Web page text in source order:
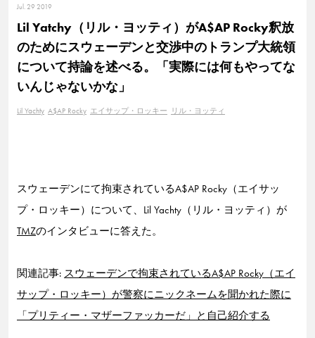
Jul. 29 2019
Lil Yatchy（リル・ヨッティ）がA$AP Rocky釈放
のためにスウェーデンと交渉中のトランプ大統領
について持論を述べる。「実際には何もやってな
いんじゃないかな」
Lil Yachty A$AP Rocky エイサップ・ロッキー リル・ヨッティ
スウェーデンにて拘束されているA$AP Rocky（エイサッ
プ・ロッキー）について、Lil Yachty（リル・ヨッティ）が
TMZのインタビューに答えた。
関連記事: スウェーデンで拘束されているA$AP Rocky（エイ
サップ・ロッキー）が警察にニックネームを聞かれた際に
「プリティー・マザーファッカーだ」と自己紹介する